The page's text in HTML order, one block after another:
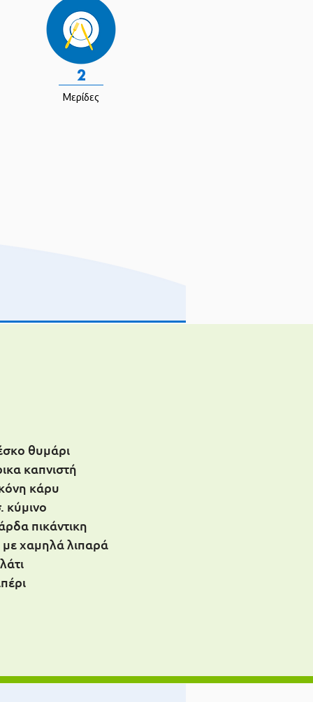
2
Μερίδες
θυμάρι
καπνιστή
κάρυ
κύμινο
πικάντικη
με χαμηλά λιπαρά